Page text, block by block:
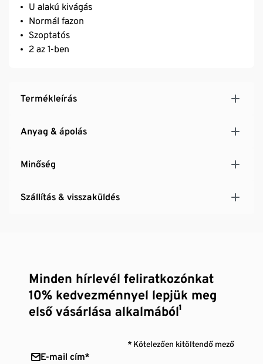
U alakú kivágás
Normál fazon
Szoptatós
2 az 1-ben
Termékleírás
Anyag & ápolás
Minőség
Szállítás & visszaküldés
Minden hírlevél feliratkozónkat
10% kedvezménnyel lepjük meg
első vásárlása alkalmából¹
* Kötelezően kitöltendő mező
E-mail cím*